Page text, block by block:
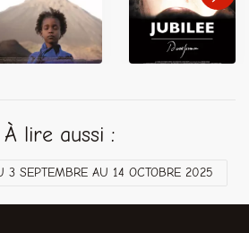
À lire aussi :
3 SEPTEMBRE AU 14 OCTOBRE 2025